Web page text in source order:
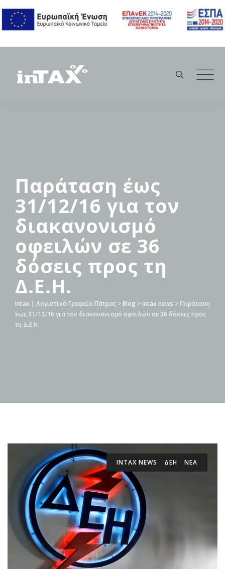
content
Παράταση έως
31/12/16 για τον
διακανονισμό
οφειλών σε 36
δόσεις προς τη
Δ.Ε.Η.
Intax | Λογιστικό Γραφείο Πάτρας > Blog > intax news > Παράταση
έως 31/12/16 για τον διακανονισμό οφειλών σε 36 δόσεις προς
τη Δ.Ε.Η.
INTAX NEWS ΔΕΗ ΝΕΑ